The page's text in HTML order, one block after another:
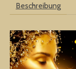
Beschreibung